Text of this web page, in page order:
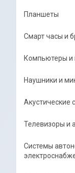
Планшеты
Смарт часы и
Компьютеры
Наушники и
Акустические
Телевизоры и
Системы